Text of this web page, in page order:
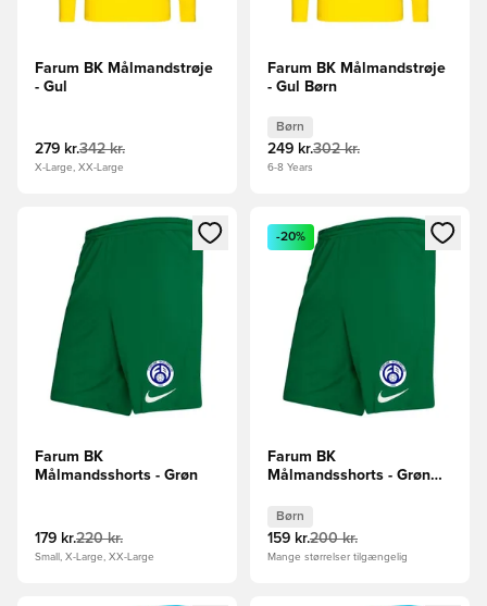
Farum BK Målmandstrøje
- Gul
279 kr.342 kr.
X-Large, XX-Large
Farum BK Målmandstrøje
- Gul Børn
Børn
249 kr.302 kr.
6-8 Years
Åbner en Modal til at logge ind eller tilmelde dig som
Farum BK
Målmandsshorts - Grøn
179 kr.220 kr.
Small, X-Large, XX-Large
Åbner en Modal til at logge
-20%
Farum BK
Målmandsshorts - Grøn
Børn
159 kr.200 kr.
Mange størrelser tilgængelig